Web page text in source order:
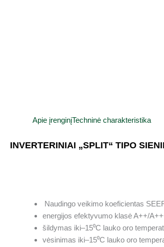
Apie įrenginįTechninė charakteristika
INVERTERINIAI „SPLIT“ TIPO
Naudingo veikimo koeficientas
energijos efektyvumo klasė A++/
šildymas iki–15⁰C lauko oro
vėsinimas iki–15⁰C lauko oro